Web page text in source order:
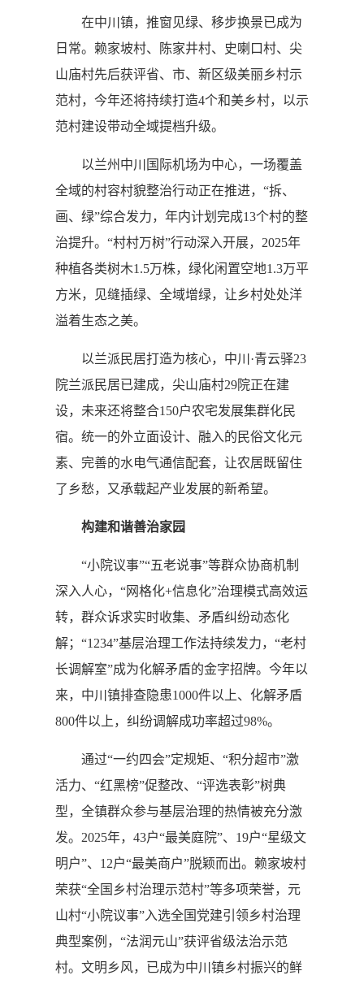
在中川镇，推窗见绿、移步换景已成为
日常。赖家坡村、陈家井村、史喇口村、尖
山庙村先后获评省、市、新区级美丽乡村示
范村，今年还将持续打造4个和美乡村，以示
范村建设带动全域提档升级。
以兰州中川国际机场为中心，一场覆盖
全域的村容村貌整治行动正在推进，“拆、
画、绿”综合发力，年内计划完成13个村的整
治提升。“村村万树”行动深入开展，2025年
种植各类树木1.5万株，绿化闲置空地1.3万平
方米，见缝插绿、全域增绿，让乡村处处洋
溢着生态之美。
以兰派民居打造为核心，中川·青云驿23
院兰派民居已建成，尖山庙村29院正在建
设，未来还将整合150户农宅发展集群化民
宿。统一的外立面设计、融入的民俗文化元
素、完善的水电气通信配套，让农居既留住
了乡愁，又承载起产业发展的新希望。
构建和谐善治家园
“小院议事”“五老说事”等群众协商机制
深入人心，“网格化+信息化”治理模式高效运
转，群众诉求实时收集、矛盾纠纷动态化
解；“1234”基层治理工作法持续发力，“老村
长调解室”成为化解矛盾的金字招牌。今年以
来，中川镇排查隐患1000件以上、化解矛盾
800件以上，纠纷调解成功率超过98%。
通过“一约四会”定规矩、“积分超市”激
活力、“红黑榜”促整改、“评选表彰”树典
型，全镇群众参与基层治理的热情被充分激
发。2025年，43户“最美庭院”、19户“星级文
明户”、12户“最美商户”脱颖而出。赖家坡村
荣获“全国乡村治理示范村”等多项荣誉，元
山村“小院议事”入选全国党建引领乡村治理
典型案例，“法润元山”获评省级法治示范
村。文明乡风，已成为中川镇乡村振兴的鲜